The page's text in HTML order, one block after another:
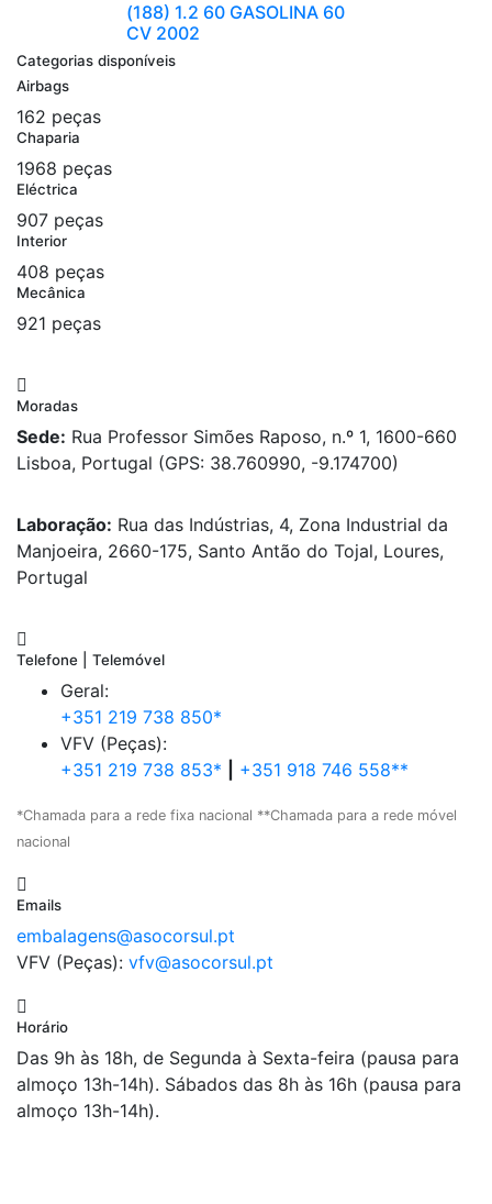
(188) 1.2 60 GASOLINA 60
CV 2002
Categorias disponíveis
Airbags
162 peças
Chaparia
1968 peças
Eléctrica
907 peças
Interior
408 peças
Mecânica
921 peças
Moradas
Sede: Rua Professor Simões Raposo, n.º 1, 1600-660
Lisboa, Portugal (GPS: 38.760990, -9.174700)
Laboração: Rua das Indústrias, 4, Zona Industrial da
Manjoeira, 2660-175, Santo Antão do Tojal, Loures,
Portugal
Telefone | Telemóvel
Geral:
+351 219 738 850*
VFV (Peças):
+351 219 738 853*
+351 918 746 558**
*Chamada para a rede fixa nacional **Chamada para a rede móvel
nacional
Emails
embalagens@asocorsul.pt
VFV (Peças): vfv@asocorsul.pt
Horário
Das 9h às 18h, de Segunda à Sexta-feira (pausa para
almoço 13h-14h). Sábados das 8h às 16h (pausa para
almoço 13h-14h).